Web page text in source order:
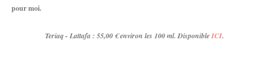
pour moi.
Teriaq - Lattafa : 55,00 € environ les 100 ml. DisponibleICI.